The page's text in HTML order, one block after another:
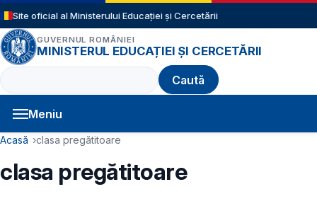
Sari la conținutul principal
Site oficial al Ministerului Educației și Cercetării
GUVERNUL ROMÂNIEI
MINISTERUL EDUCAȚIEI ȘI CERCETĂRII
Caută
Meniu
Navigație principală
Cale de navigare
Acasă clasa pregătitoare
clasa pregătitoare